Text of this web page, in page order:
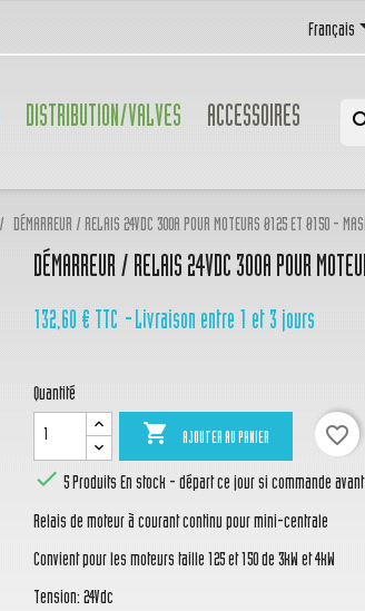
Français
DISTRIBUTION/VALVES ACCESSOIRES
DÉMARREUR / RELAIS 24VDC 300A POUR MOTEURS Ø125 ET Ø150 -
DÉMARREUR / RELAIS 24VDC 300A POUR
132,60 € TTC Livraison entre 1 et 3 jours
Quantité
 AJOUTER AU PANIER
favorite_border
 5 Produits En stock - départ ce jour si commande avant
Relais de moteur à courant continu pour mini-centrale
Convient pour les moteurs taille 125 et 150 de 3kW et 4kW
Tension: 24Vdc